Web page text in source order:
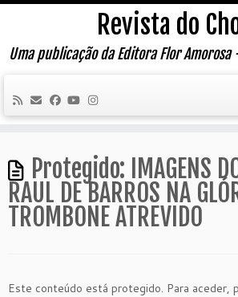
Skip
content
Revista do
Uma publicação da Editora Flor
Protegido: IMAGENS
RAUL DE BARROS NA
TROMBONE ATREVIDO
Este conteúdo está protegido. Para aceder,